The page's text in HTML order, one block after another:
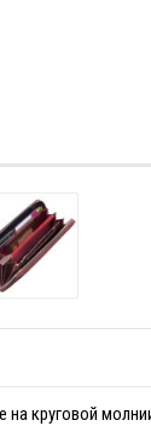
круговой